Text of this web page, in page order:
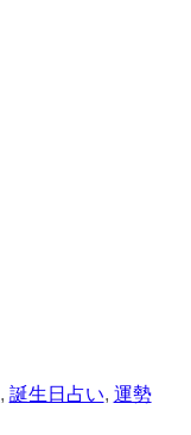
, 誕生日占い, 運勢